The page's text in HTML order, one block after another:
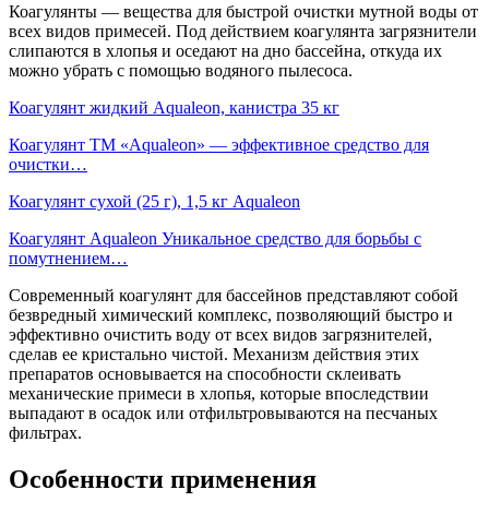
Коагулянты — вещества для быстрой очистки мутной воды от
всех видов примесей. Под действием коагулянта загрязнители
слипаются в хлопья и оседают на дно бассейна, откуда их
можно убрать с помощью водяного пылесоса.
Коагулянт жидкий Aqualeon, канистра 35 кг
Коагулянт ТМ «Aqualeon» — эффективное средство для
очистки…
Коагулянт сухой (25 г), 1,5 кг Aqualeon
Коагулянт Aqualeon Уникальное средство для борьбы с
помутнением…
Современный коагулянт для бассейнов представляют собой
безвредный химический комплекс, позволяющий быстро и
эффективно очистить воду от всех видов загрязнителей,
сделав ее кристально чистой. Механизм действия этих
препаратов основывается на способности склеивать
механические примеси в хлопья, которые впоследствии
выпадают в осадок или отфильтровываются на песчаных
фильтрах.
Особенности применения